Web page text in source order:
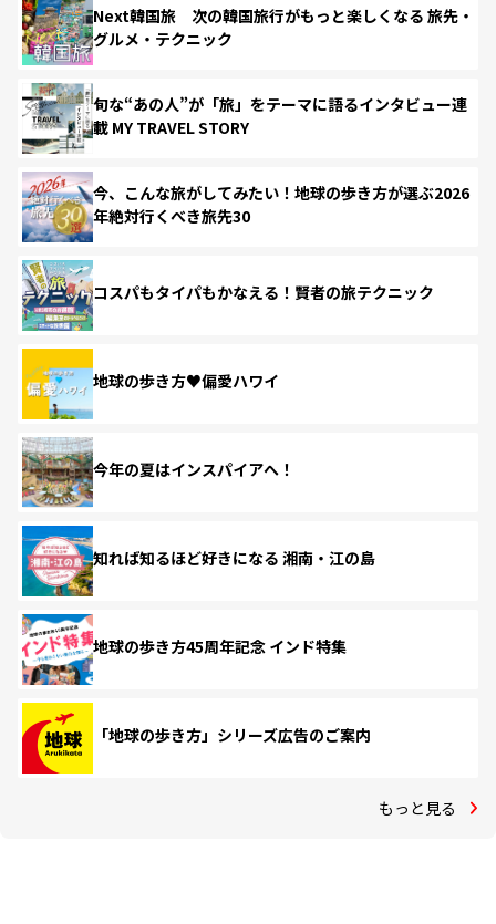
Next韓国旅 次の韓国旅行がもっと楽しくなる 旅先・
グルメ・テクニック
旬な“あの人”が「旅」をテーマに語るインタビュー連
載 MY TRAVEL STORY
今、こんな旅がしてみたい！地球の歩き方が選ぶ2026
年絶対行くべき旅先30
コスパもタイパもかなえる！賢者の旅テクニック
地球の歩き方♥偏愛ハワイ
今年の夏はインスパイアへ！
知れば知るほど好きになる 湘南・江の島
地球の歩き方45周年記念 インド特集
「地球の歩き方」シリーズ広告のご案内
もっと見る